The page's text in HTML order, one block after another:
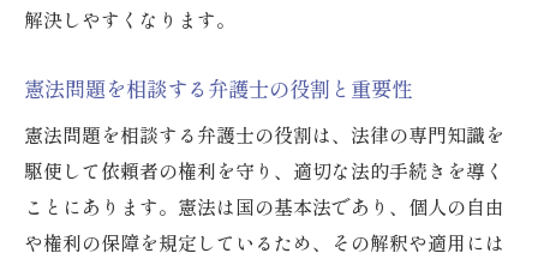
解決しやすくなります。
憲法問題を相談する弁護士の役割と重要性
憲法問題を相談する弁護士の役割は、法律の専門知識を
駆使して依頼者の権利を守り、適切な法的手続きを導く
ことにあります。憲法は国の基本法であり、個人の自由
や権利の保障を規定しているため、その解釈や適用には